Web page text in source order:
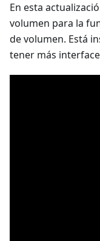
En esta
volumen para la
de volumen. Está
tener más